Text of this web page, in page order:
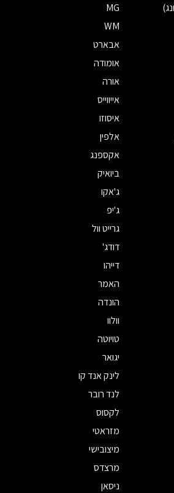
MG
WM
אבארט
אומודה
אורה
אייווייס
איסוזו
אלפין
אקספנג
ביואיק
ג'אקו
ג'יפ
גרייט וול
דודג'
דייהו
האמר
הונדה
וולוו
טויוטה
יגואר
לינק אנד קו
לנד רובר
לקסוס
מזראטי
מיצובישי
מרצדס
ניסאן